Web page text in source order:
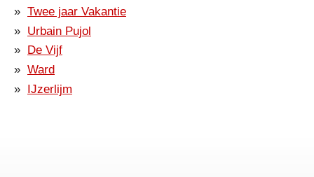
Twee jaar Vakantie
Urbain Pujol
De Vijf
Ward
IJzerlijm